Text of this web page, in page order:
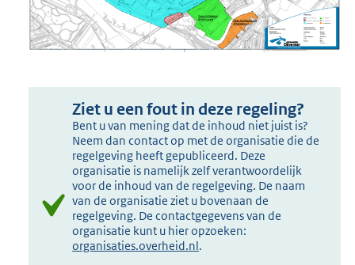
Ziet u een fout in deze regeling?
Bent u van mening dat de inhoud niet juist is?
Neem dan contact op met de organisatie die de
regelgeving heeft gepubliceerd. Deze
organisatie is namelijk zelf verantwoordelijk
voor de inhoud van de regelgeving. De naam
van de organisatie ziet u bovenaan de
regelgeving. De contactgegevens van de
organisatie kunt u hier opzoeken:
organisaties.overheid.nl.